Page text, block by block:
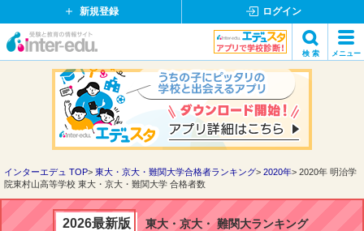
新規登録 ログイン
イ
ド
ッ
ト
検 索 メニュー
検索
インターエデュ TOP 東大・京大・難関大学合格者ランキング 2020年
2020年 明治学
院東村山高等学校 東大・京大・難関大学 合格者数
2026最新版 東大・京大・ 難関大ランキング